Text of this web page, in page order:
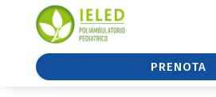
PRENOTA